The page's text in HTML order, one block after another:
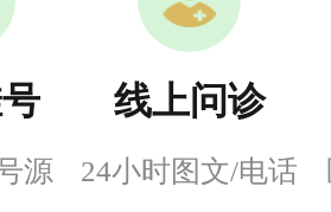
源
线上问诊
24小时图文/电话